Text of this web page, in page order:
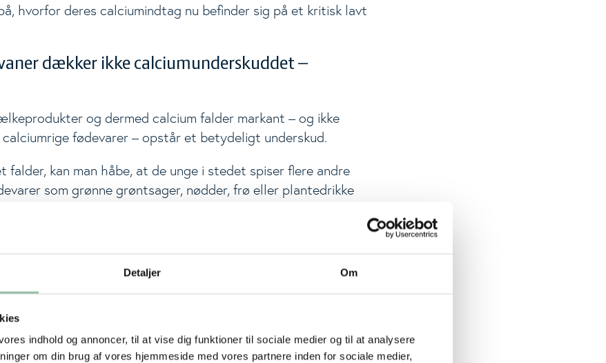
Detaljer Om
indhold og annoncer, til at vise dig funktioner til sociale medier og til at analysere
om din brug af vores hjemmeside med vores partnere inden for sociale medier,
hvorfor deres calciumindtag nu befinder sig på et kritisk lavt
dækker ikke calciumunderskuddet –
og dermed calcium falder markant – og ikke
fødevarer – opstår et betydeligt underskud.
kan man håbe, at de unge i stedet spiser flere andre
som grønne grøntsager, nødder, frø eller plantedrikke
og andre calciumrige fødevarer.
i praksis ikke erstatter mælken med mere næringstæt mad,
som bidrager med sukker og koffein i stedet for kalk og
af lavt grøntsagsindtag, lavt mejeriindtag og højere forbrug